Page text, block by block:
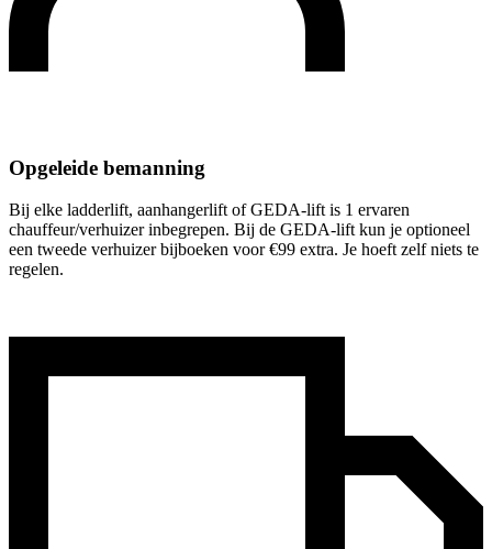
Opgeleide bemanning
Bij elke ladderlift, aanhangerlift of GEDA-lift is 1 ervaren
chauffeur/verhuizer inbegrepen. Bij de GEDA-lift kun je optioneel
een tweede verhuizer bijboeken voor €99 extra. Je hoeft zelf niets te
regelen.